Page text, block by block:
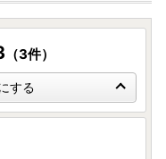
責任をもって安全に蓄
ことはございません。
るさと納税に関する報
納税関連イベント情報
る情報提供のため、使
ルの配信やパンフレ
（3件）
する